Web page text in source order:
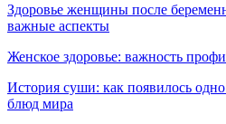
Здоровье женщины после
важные аспекты
Женское здоровье: важность
История суши: как появилось
блюд мира